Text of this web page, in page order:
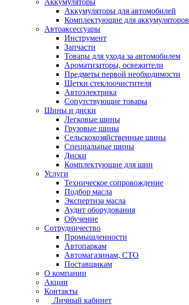
Аккумуляторы
Аккумуляторы для автомобилей
Комплектующие для аккумуляторов
Автоаксессуары
Инструмент
Запчасти
Товары для ухода за автомобилем
Ароматизаторы, освежители
Предметы первой необходимости
Щетки стеклоочистителя
Автоэлектрика
Сопутствующие товары
Шины и диски
Легковые шины
Грузовые шины
Сельскохозяйственные шины
Специальные шины
Диски
Комплектующие для шин
Услуги
Техническое сопровождение
Подбор масла
Экспертиза масла
Аудит оборудования
Обучение
Сотрудничество
Промышленности
Автопаркам
Автомагазинам, СТО
Поставщикам
О компании
Акции
Контакты
Личный кабинет